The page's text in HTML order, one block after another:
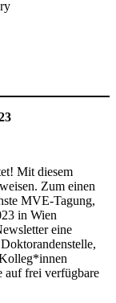
Mit diesem
Zum einen
MVE-Tagung,
in Wien
eine
auf frei verfügbare